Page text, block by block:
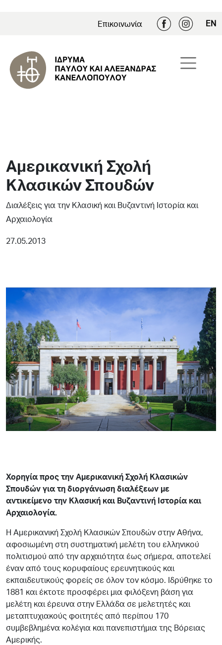
Επικοινωνία EN
Αμερικανική Σχολή
Κλασικών Σπουδών
Διαλέξεις για την Κλασική και Βυζαντινή Ιστορία και
Αρχαιολογία
27.05.2013
Χορηγία προς την Αμερικανική Σχολή Κλασικών
Σπουδών για τη διοργάνωση διαλέξεων με
αντικείμενο την Κλασική και Βυζαντινή Ιστορία και
Αρχαιολογία.
Η Αμερικανική Σχολή Κλασικών Σπουδών στην Αθήνα,
αφοσιωμένη στη συστηματική μελέτη του ελληνικού
πολιτισμού από την αρχαιότητα έως σήμερα, αποτελεί
έναν από τους κορυφαίους ερευνητικούς και
εκπαιδευτικούς φορείς σε όλον τον κόσμο. Ιδρύθηκε το
1881 και έκτοτε προσφέρει μια φιλόξενη βάση για
μελέτη και έρευνα στην Ελλάδα σε μελετητές και
μεταπτυχιακούς φοιτητές από περίπου 170
συμβεβλημένα κολέγια και πανεπιστήμια της Βόρειας
Αμερικής.